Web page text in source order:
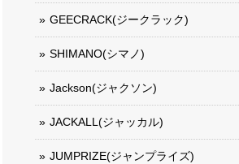
GEECRACK(ジークラック)
SHIMANO(シマノ)
Jackson(ジャクソン)
JACKALL(ジャッカル)
JUMPRIZE(ジャンプライズ)